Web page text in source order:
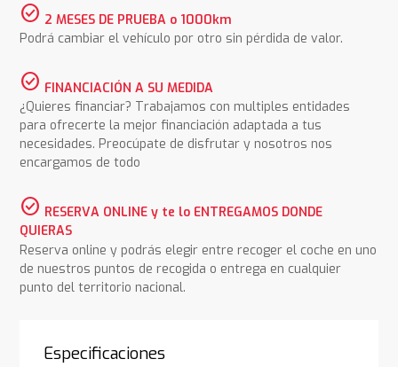
check_circle 2 MESES DE PRUEBA o 1000km
Podrá cambiar el vehículo por otro sin pérdida de valor.
check_circle FINANCIACIÓN A SU MEDIDA
¿Quieres financiar? Trabajamos con multiples entidades
para ofrecerte la mejor financiación adaptada a tus
necesidades. Preocúpate de disfrutar y nosotros nos
encargamos de todo
check_circle RESERVA ONLINE y te lo ENTREGAMOS DONDE
QUIERAS
Reserva online y podrás elegir entre recoger el coche en uno
de nuestros puntos de recogida o entrega en cualquier
punto del territorio nacional.
Especificaciones